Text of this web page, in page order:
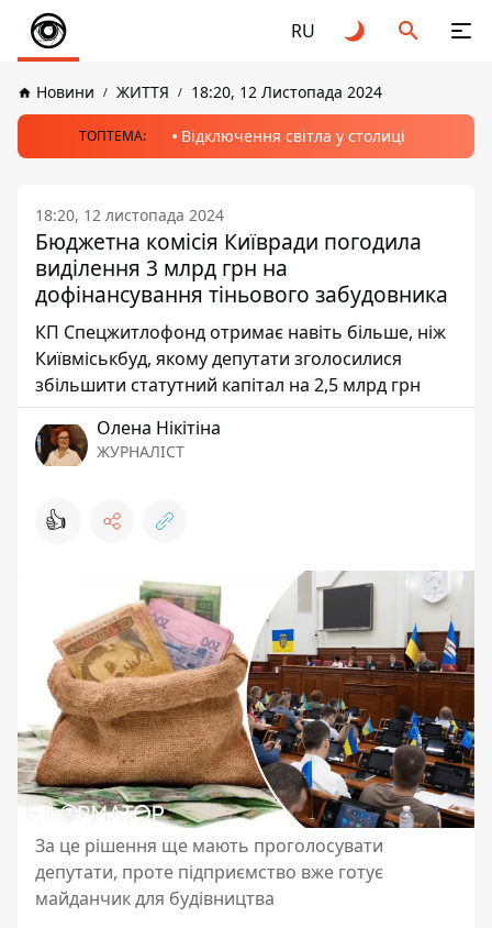
RU
Новини ЖИТТЯ 18:20, 12 Листопада 2024
ТОПТЕМА: Відключення світла у столиці
18:20, 12 листопада 2024
Бюджетна комісія Київради погодила
виділення 3 млрд грн на
дофінансування тіньового забудовника
КП Спецжитлофонд отримає навіть більше, ніж
Київміськбуд, якому депутати зголосилися
збільшити статутний капітал на 2,5 млрд грн
Олена Нікітіна
ЖУРНАЛІСТ
👍
За це рішення ще мають проголосувати
депутати, проте підприємство вже готує
майданчик для будівництва